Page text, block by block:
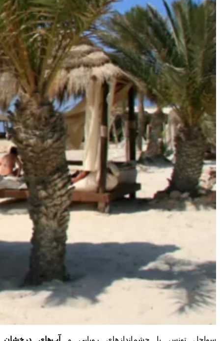
سواحل تونس با چشم‌اندازهای رویایی و
آب‌های درخشان